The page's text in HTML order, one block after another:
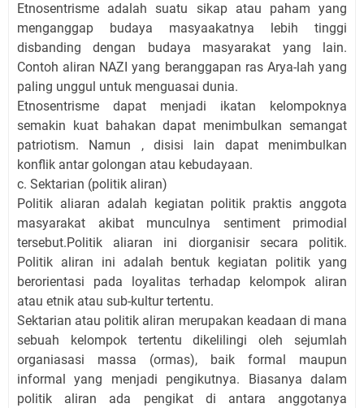
Etnosentrisme adalah suatu sikap atau paham yang
menganggap budaya masyaakatnya lebih tinggi
disbanding dengan budaya masyarakat yang lain.
Contoh aliran NAZI yang beranggapan ras Arya-lah yang
paling unggul untuk menguasai dunia.
Etnosentrisme dapat menjadi ikatan kelompoknya
semakin kuat bahakan dapat menimbulkan semangat
patriotism. Namun , disisi lain dapat menimbulkan
konflik antar golongan atau kebudayaan.
c. Sektarian (politik aliran)
Politik aliaran adalah kegiatan politik praktis anggota
masyarakat akibat munculnya sentiment primodial
tersebut.Politik aliaran ini diorganisir secara politik.
Politik aliran ini adalah bentuk kegiatan politik yang
berorientasi pada loyalitas terhadap kelompok aliran
atau etnik atau sub-kultur tertentu.
Sektarian atau politik aliran merupakan keadaan di mana
sebuah kelompok tertentu dikelilingi oleh sejumlah
organiasasi massa (ormas), baik formal maupun
informal yang menjadi pengikutnya. Biasanya dalam
politik aliran ada pengikat di antara anggotanya